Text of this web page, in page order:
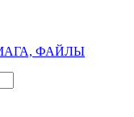
ФАЙЛЫ